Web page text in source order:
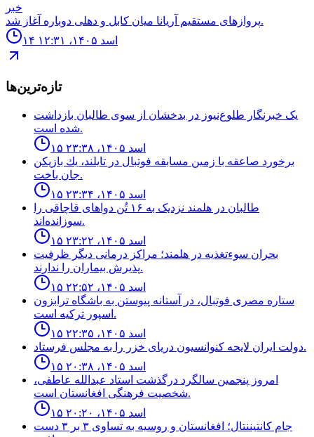
خبر
پروازهاى مستقيم آريانا ميان كابل و دهلى دوباره آغاز شد.
۱۴ اسد ۱۴۰۵، ۱۲:۳۱
تازه‌ترین‌ها
یک خبرنگار طلوع‌نیوز در بدخشان از سوی طالبان بازداشت
شده است.
۱۵ اسد ۱۴۰۵، ۲۳:۳۸
برخورد صاعقه با زمين مسابقه فوتبال در تايلند، يك بازيكن
جان باخت.
۱۵ اسد ۱۴۰۵، ۲۳:۳۴
طالبان در هلمند نزدیک به ۱۶ تُن دواهای قاچاقی را
سوزانده‌اند.
۱۵ اسد ۱۴۰۵، ۲۳:۲۲
بحران سوءتغذیه در هلمند؛ مراکز درمانی دیگر ظرفیت
پذیرش بیماران را ندارند.
۱۵ اسد ۱۴۰۵، ۲۲:۵۲
ستاره مصرى فوتبال، در آستانه پيوستن به باشگاه ترابزون
اسپور تركيه است.
۱۵ اسد ۱۴۰۵، ۲۲:۳۵
دولت ايران لايحه كنوانسيون درياى خزر را به مجلس فرستاد.
۱۵ اسد ۱۴۰۵، ۲۰:۳۸
امروز پنجمین سالگرد درگذشت استاد عبدالله عاطفی،
شخصیت فرهنگی افغانستان است.
۱۵ اسد ۱۴۰۵، ۲۰:۲۰
جام كانتيننتال؛ افغانستان و روسيه به تساوى ٣ بر ٣ دست